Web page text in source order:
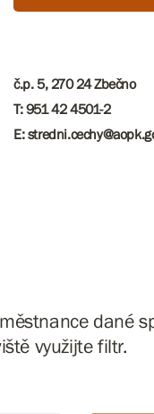
č.p. 5, 270 24 Zbečno
T: 951 42 4501-2
E:
dané
využijte filtr.